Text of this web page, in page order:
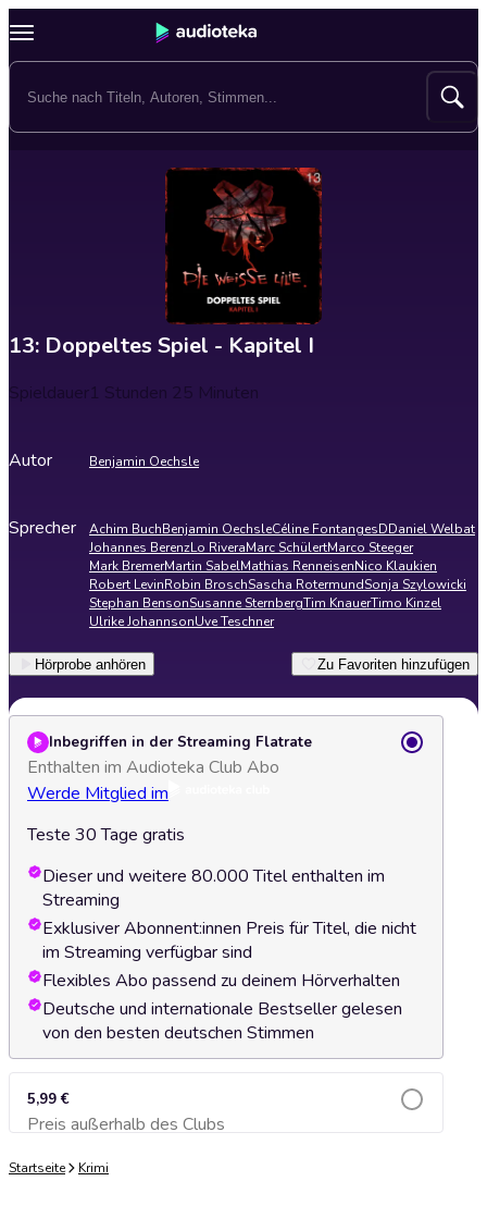
13: Doppeltes Spiel - Kapitel I
Spieldauer1 Stunden 25 Minuten
Autor Benjamin Oechsle
Sprecher Achim BuchBenjamin OechsleCéline FontangesDDaniel Welbat
Johannes BerenzLo RiveraMarc SchülertMarco Steeger
Mark BremerMartin SabelMathias RenneisenNico Klaukien
Robert LevinRobin BroschSascha RotermundSonja Szylowicki
Stephan BensonSusanne SternbergTim KnauerTimo Kinzel
Ulrike JohannsonUve Teschner
Hörprobe anhören Zu Favoriten hinzufügen
Inbegriffen in der Streaming Flatrate
Enthalten im Audioteka Club Abo
Werde Mitglied im
Teste 30 Tage gratis
Dieser und weitere 80.000 Titel enthalten im
Streaming
Exklusiver Abonnent:innen Preis für Titel, die nicht
im Streaming verfügbar sind
Flexibles Abo passend zu deinem Hörverhalten
Deutsche und internationale Bestseller gelesen
von den besten deutschen Stimmen
5,99 €
Preis außerhalb des ClubsZum Warenkorb hinzufügen
Startseite Krimi